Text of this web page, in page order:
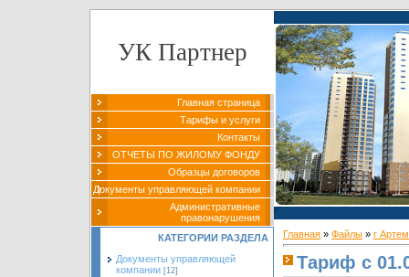
УК Партнер
Главная страница
Тарифы и услуги
Контакты
ОТЧЕТЫ ПО ЖИЛОМУ ФОНДУ
Образцы договоров
Документы управляющей компании
Административные
правонарушения
КАТЕГОРИИ РАЗДЕЛА
Документы управляющей
компании [12]
Главная » Файлы » г
Тариф с